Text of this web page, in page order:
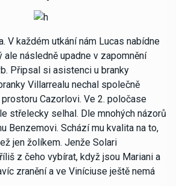
V každém utkání nám Lucas nabídne
ale následně upadne v zapomnění
Připsal si asistenci u branky
Villarrealu nechal společně
Cazorlovi. Ve 2. poločase
střelecky selhal. Dle mnohých názorů
Benzemovi. Schází mu kvalita na to,
jen žolíkem. Jenže Solari
z čeho vybírat, když jsou Mariani a
zranění a ve Viníciuse ještě nemá